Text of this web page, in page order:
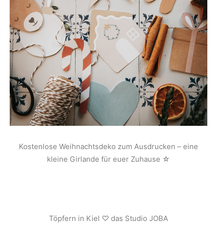
Kostenlose Weihnachtsdeko zum Ausdrucken – eine
kleine Girlande für euer Zuhause ☆
Töpfern in Kiel ♡ das Studio JOBA